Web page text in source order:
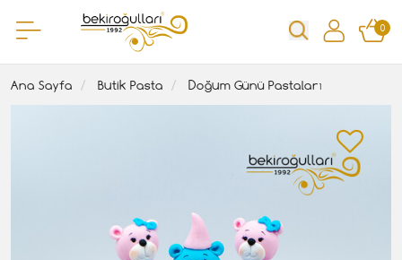
0
Ana Sayfa Butik Pasta Doğum Günü Pastaları